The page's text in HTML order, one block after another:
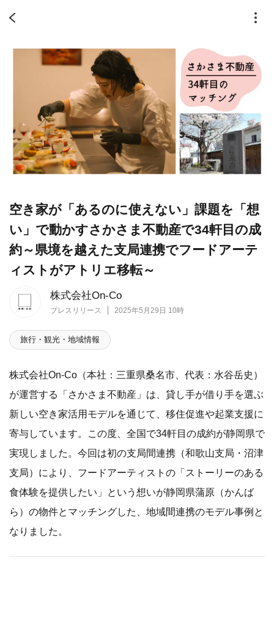
株式会社On-Co
プレスリリース 2025年5月29日 10時
空き家が「あるのに使えない」課題を「想
い」で動かすさかさま不動産で34軒目の成
約～県境を越えた支局連携でフードアーテ
ィストがアトリエ移転～
旅行・観光・地域情報
株式会社On-Co（本社：三重県桑名市、代表：水谷岳史）
が運営する「さかさま不動産」は、貸し手が借り手を選ぶ
新しい空き家活用モデルを通じて、移住促進や起業支援に
寄与しています。この度、全国で34軒目の成約が静岡県で
実現しました。今回は初の支局間連携（和歌山支局・沼津
支局）により、フードアーティストの「ストーリーのある
食体験を提供したい」という想いが静岡県蒲原（かんば
ら）の物件とマッチングした、地域間連携のモデル事例と
なりました。